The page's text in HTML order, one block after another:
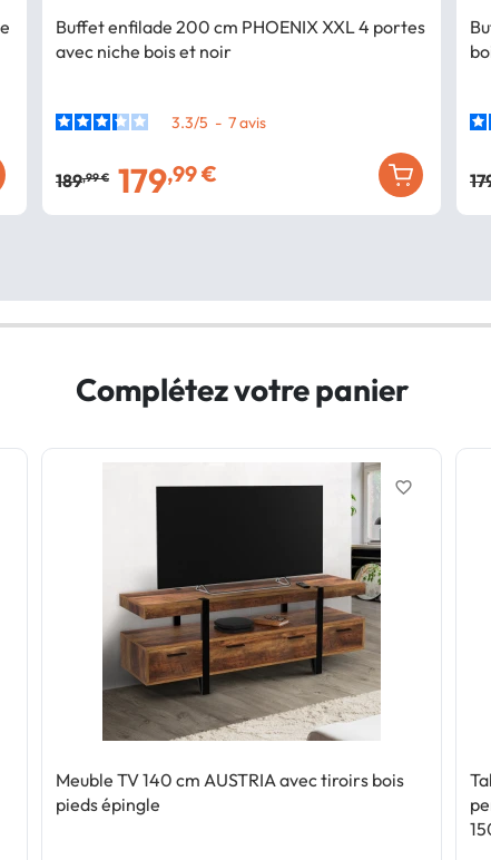
Buffet enfilade 200 cm PHOENIX XXL 4 portes
avec niche bois et noir
3.3/5 - 7avis
189,99 € 179,99 €
Complétez votre panier
Meuble TV 140 cm AUSTRIA avec tiroirs bois
pieds épingle
favorite_border